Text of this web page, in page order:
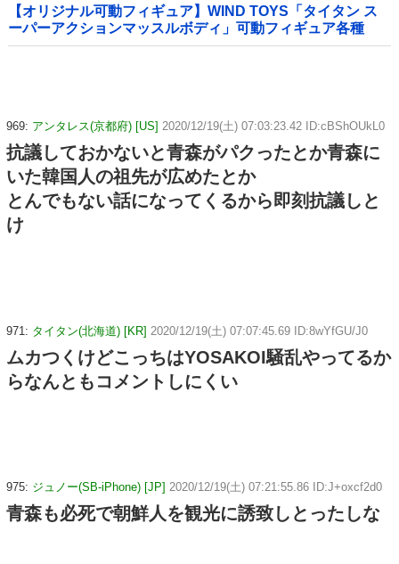
【オリジナル可動フィギュア】WIND TOYS「タイタン ス
ーパーアクションマッスルボディ」可動フィギュア各種
【予約開始】
969: アンタレス(京都府) [US] 2020/12/19(土) 07:03:23.42 ID:cBShOUkL0
抗議しておかないと青森がパクったとか青森に
いた韓国人の祖先が広めたとか
とんでもない話になってくるから即刻抗議しと
け
971: タイタン(北海道) [KR] 2020/12/19(土) 07:07:45.69 ID:8wYfGU/J0
ムカつくけどこっちはYOSAKOI騒乱やってるか
らなんともコメントしにくい
975: ジュノー(SB-iPhone) [JP] 2020/12/19(土) 07:21:55.86 ID:J+oxcf2d0
青森も必死で朝鮮人を観光に誘致しとったしな